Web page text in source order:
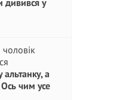
дивився у
альтанку, а
чим усе